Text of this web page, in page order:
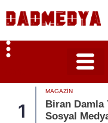
1
MAGAZIN
Biran Damla
Sosyal